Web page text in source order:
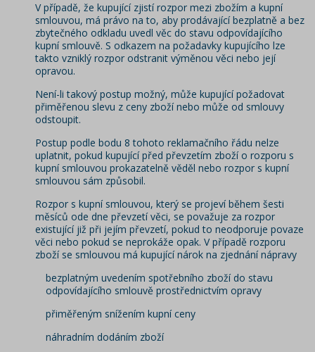
V případě, že kupující zjistí rozpor mezi zbožím a kupní
smlouvou, má právo na to, aby prodávající bezplatně a bez
zbytečného odkladu uvedl věc do stavu odpovídajícího
kupní smlouvě. S odkazem na požadavky kupujícího lze
takto vzniklý rozpor odstranit výměnou věci nebo její
opravou.
Není-li takový postup možný, může kupující požadovat
přiměřenou slevu z ceny zboží nebo může od smlouvy
odstoupit.
Postup podle bodu 8 tohoto reklamačního řádu nelze
uplatnit, pokud kupující před převzetím zboží o rozporu s
kupní smlouvou prokazatelně věděl nebo rozpor s kupní
smlouvou sám způsobil.
Rozpor s kupní smlouvou, který se projeví během šesti
měsíců ode dne převzetí věci, se považuje za rozpor
existující již při jejím převzetí, pokud to neodporuje povaze
věci nebo pokud se neprokáže opak. V případě rozporu
zboží se smlouvou má kupující nárok na zjednání nápravy
bezplatným uvedením spotřebního zboží do stavu
odpovídajícího smlouvě prostřednictvím opravy
přiměřeným snížením kupní ceny
náhradním dodáním zboží